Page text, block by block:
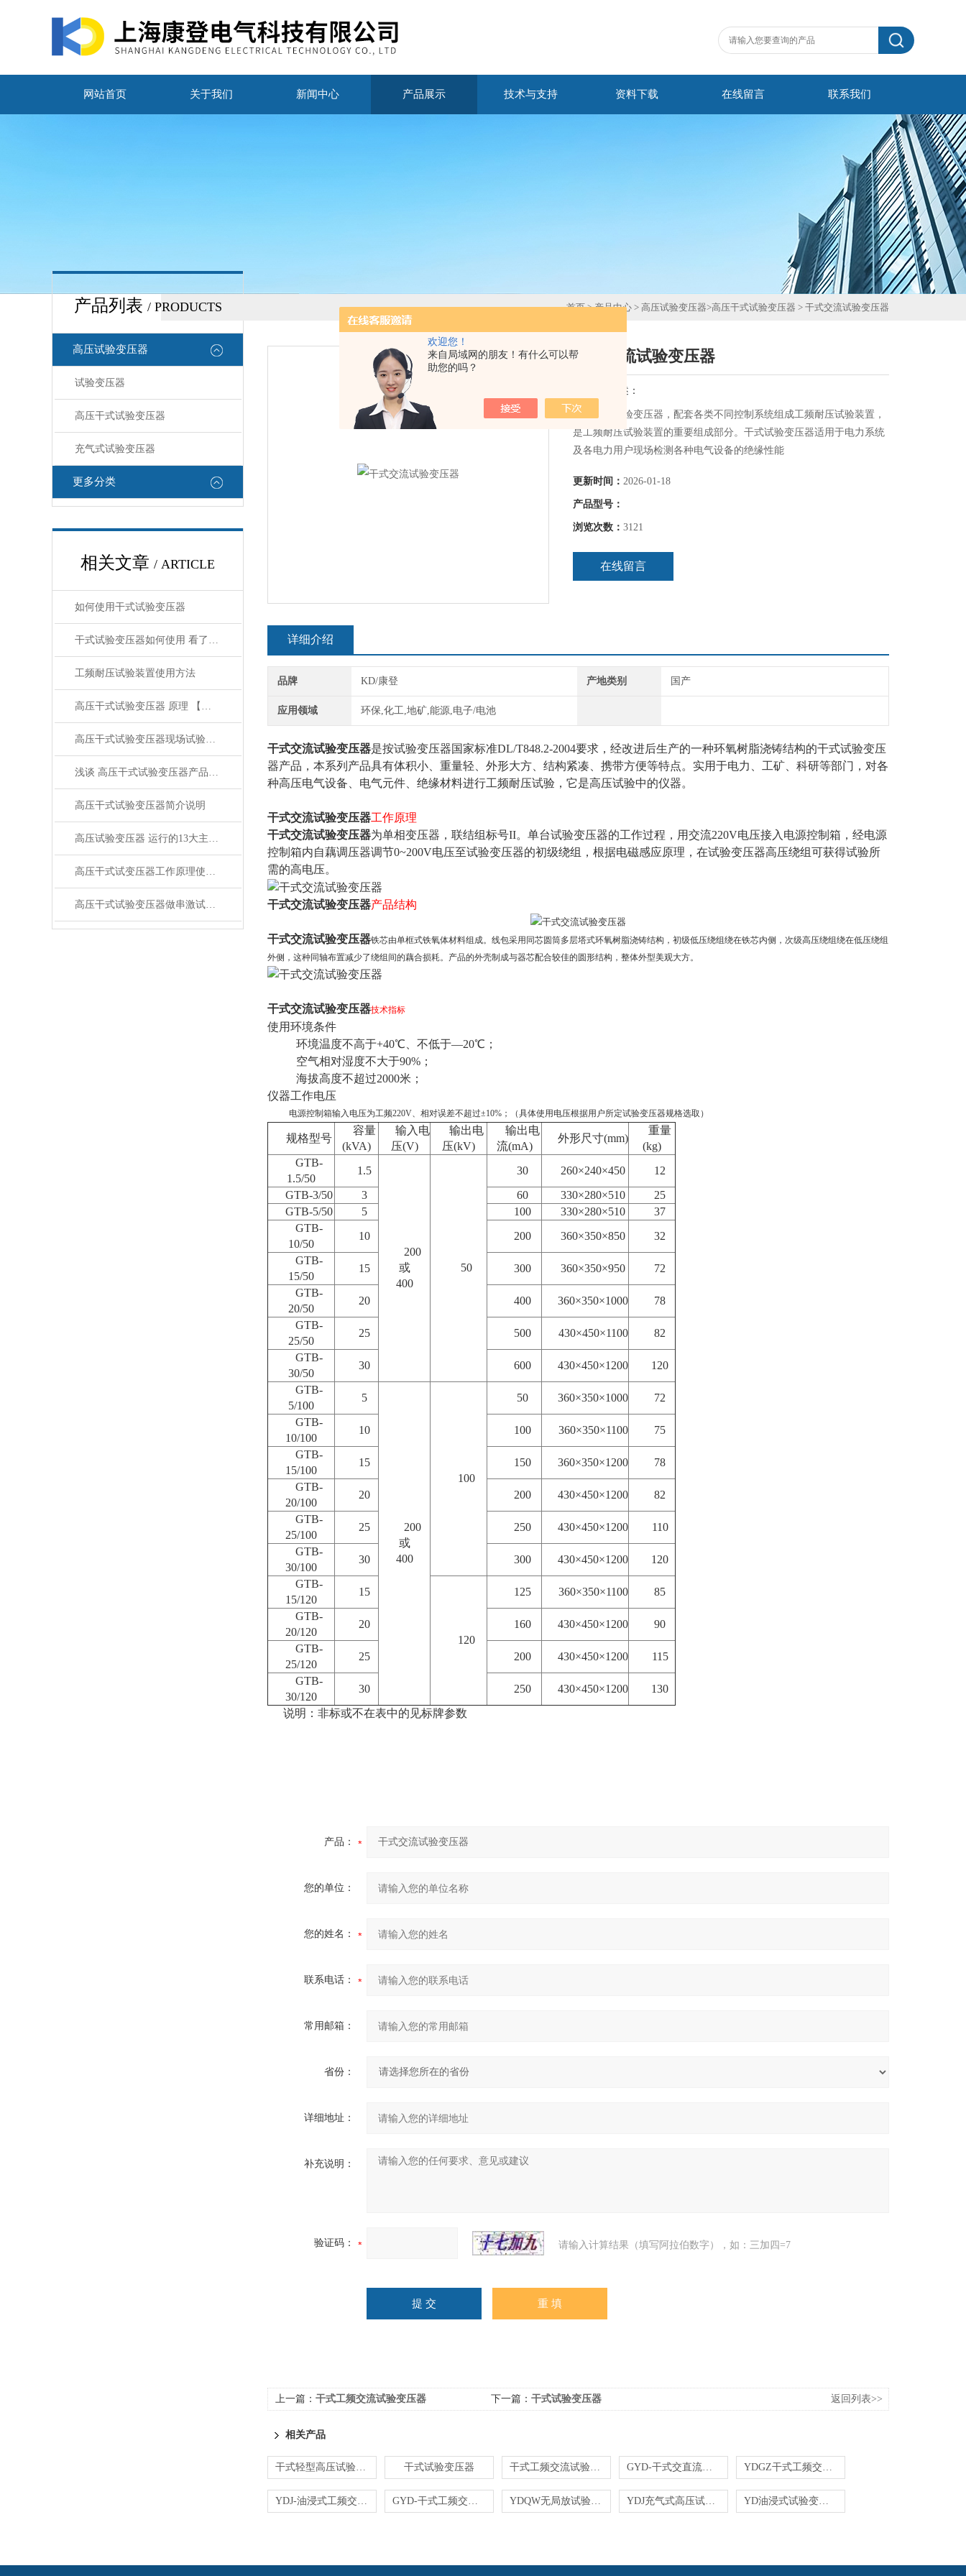
欢迎您！
来自局域网的朋友！有什么可以帮
助您的吗？
网站首页 关于我们 新闻中心 产品展示 技术与支持 资料下载 在线留言 联系我们
产品列表 / PRODUCTS
高压试验变压器
试验变压器
高压干式试验变压器
充气式试验变压器
更多分类
相关文章 / ARTICLE
如何使用干式试验变压器
干式试验变压器如何使用 看了就明白
工频耐压试验装置使用方法
高压干式试验变压器 原理 【上海康登电气】
高压干式试验变压器现场试验时的操作方法
浅谈 高压干式试验变压器产品结构
高压干式试验变压器简介说明
高压试验变压器 运行的13大主要特点
高压干式试变压器工作原理使用方法
高压干式试验变压器做串激试验时注意事项
首页>产品中心 > 高压试验变压器>高压干式试验变压器 > 干式交流试验变压器
干式交流试验变压器
简要描述：
干式交流试验变压器，配套各类不同控制系统组成工频耐压试验装置，
是工频耐压试验装置的重要组成部分。干式试验变压器适用于电力系统
及各电力用户现场检测各种电气设备的绝缘性能
更新时间： 2026-01-18
产品型号：
浏览次数： 3121
在线留言
详细介绍
品牌 KD/康登 产地类别 国产
应用领域 环保,化工,地矿,能源,电子/电池
干式交流试验变压器是按试验变压器国家标准DL/T848.2-2004要求，经改进后生产的一种环氧树脂浇铸结构的干式试验变压
器产品，本系列产品具有体积小、重量轻、外形大方、结构紧凑、携带方便等特点。实用于电力、工矿、科研等部门，对各
种高压电气设备、电气元件、绝缘材料进行工频耐压试验，它是高压试验中的仪器。
干式交流试验变压器工作原理
干式交流试验变压器为单相变压器，联结组标号II。单台试验变压器的工作过程，用交流220V电压接入电源控制箱，经电源
控制箱内自藕调压器调节0~200V电压至试验变压器的初级绕组，根据电磁感应原理，在试验变压器高压绕组可获得试验所
需的高电压。
干式交流试验变压器产品结构
干式交流试验变压器铁芯由单框式铁氧体材料组成。线包采用同芯圆筒多层塔式环氧树脂浇铸结构，初级低压绕组绕在铁芯内侧，次级高压绕组绕在低压绕组
外侧，这种同轴布置减少了绕组间的藕合损耗。产品的外壳制成与器芯配合较佳的圆形结构，整体外型美观大方。
干式交流试验变压器技术指标
使用环境条件
环境温度不高于+40℃、不低于—20℃；
空气相对湿度不大于90%；
海拔高度不超过2000米；
仪器工作电压
电源控制箱输入电压为工频220V、相对误差不超过±10%；（具体使用电压根据用户所定试验变压器规格选取）
规格型号
容量
(kVA)
输入电
压(V)
输出电
压(kV)
输出电
流(mA)
外形尺寸(mm)
重量
(kg)
GTB-
1.5/50
1.5
200
或
400
50
30 260×240×450
12
GTB-3/50
3 60 330×280×510
25
GTB-5/50
5 100 330×280×510
37
GTB-
10/50
10 200 360×350×850
32
GTB-
15/50
15 300 360×350×950
72
GTB-
20/50
20 400 360×350×1000
78
GTB-
25/50
25 500 430×450×1100
82
GTB-
30/50
30 600 430×450×1200
120
GTB-
5/100
5
200
或
400
100
50 360×350×1000
72
GTB-
10/100
10 100 360×350×1100
75
GTB-
15/100
15 150 360×350×1200
78
GTB-
20/100
20 200 430×450×1200
82
GTB-
25/100
25 250 430×450×1200
110
GTB-
30/100
30 300 430×450×1200
120
GTB-
15/120
15
120
125 360×350×1100
85
GTB-
20/120
20 160 430×450×1200
90
GTB-
25/120
25 200 430×450×1200
115
GTB-
30/120
30 250 430×450×1200
130
说明：非标或不在表中的见标牌参数
产品：
您的单位：
您的姓名：
联系电话：
常用邮箱：
省份：
详细地址：
补充说明：
验证码： 请输入计算结果（填写阿拉伯数字），如：三加四=7
上一篇： 干式工频交流试验变压器 下一篇： 干式试验变压器 返回列表>>
相关产品
干式轻型高压试验变压器 干式试验变压器 干式工频交流试验变压器 GYD-干式交直流试验变压器 YDGZ干式工频交流试验变压器
YDJ-油浸式工频交流试验变压器 GYD-干式工频交直流试验变压器 YDQW无局放试验变压器 YDJ充气式高压试验变压器 YD油浸式试验变压器